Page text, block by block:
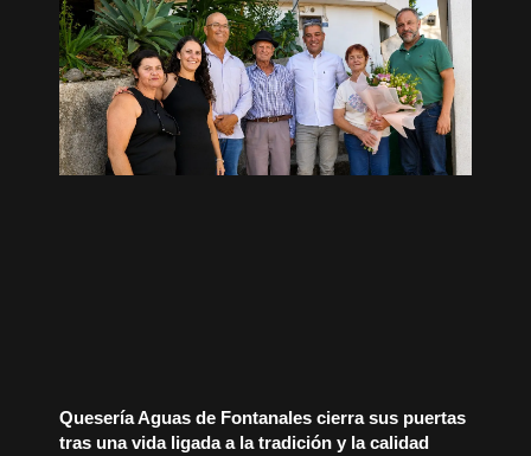
Quesería Aguas de Fontanales cierra sus puertas
tras una vida ligada a la tradición y la calidad